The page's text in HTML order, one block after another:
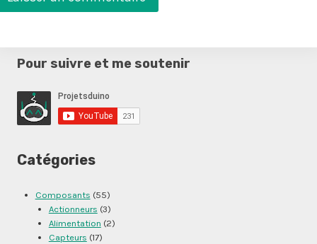
Pour suivre et me soutenir
Catégories
Composants (55)
Actionneurs (3)
Alimentation (2)
Capteurs (17)